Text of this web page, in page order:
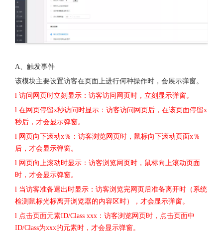
A、触发事件
该模块主要设置访客在页面上进行何种操作时，会展示弹窗。
l 访问网页时立刻显示：访客访问网页时，立刻显示弹窗。
l 在网页停留x秒访问时显示：访客访问网页后，在该页面停留x
秒后，才会显示弹窗。
l 网页向下滚动x％：访客浏览网页时，鼠标向下滚动页面x％
后，才会显示弹窗。
l 网页向上滚动时显示：访客浏览网页时，鼠标向上滚动页面
时，才会显示弹窗。
l 当访客准备退出时显示：访客浏览完网页后准备离开时（系统
检测鼠标光标离开浏览器的内容区时），才会显示弹窗。
l 点击页面元素ID/Class xxx：访客浏览网页时，点击页面中
ID/Class为xxx的元素时，才会显示弹窗。